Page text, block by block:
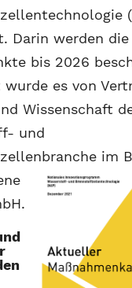
Darin werden
bis 2026
es von
Wissenschaft
und
im